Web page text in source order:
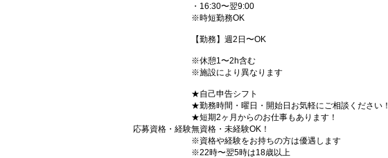
・16:30〜翌9:00
※時短勤務OK
【勤務】週2日〜OK
※休憩1〜2h含む
※施設により異なります
★自己申告シフト
★勤務時間・曜日・開始日お気軽にご相談ください！
★短期2ヶ月からのお仕事もあります！
応募資格・経験無資格・未経験OK！
※資格や経験をお持ちの方は優遇します
※22時〜翌5時は18歳以上